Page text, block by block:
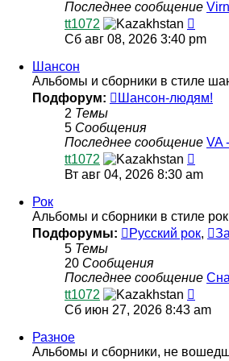
Последнее сообщение
tt1072
к
Сб авг 08, 2026 3:40 pm
Шансон
Альбомы и сборники в стиле
Подфорум:
Шансон-людям!
2 Темы
5 Сообщения
Последнее сообщение VA
tt1072
к
Вт авг 04, 2026 8:30 am
Рок
Альбомы и сборники в стиле рок
Подфорумы:
Русский рок,
5 Темы
20 Сообщения
Последнее сообщение
tt1072
к
Сб июн 27, 2026 8:43 am
Разное
Альбомы и сборники, не